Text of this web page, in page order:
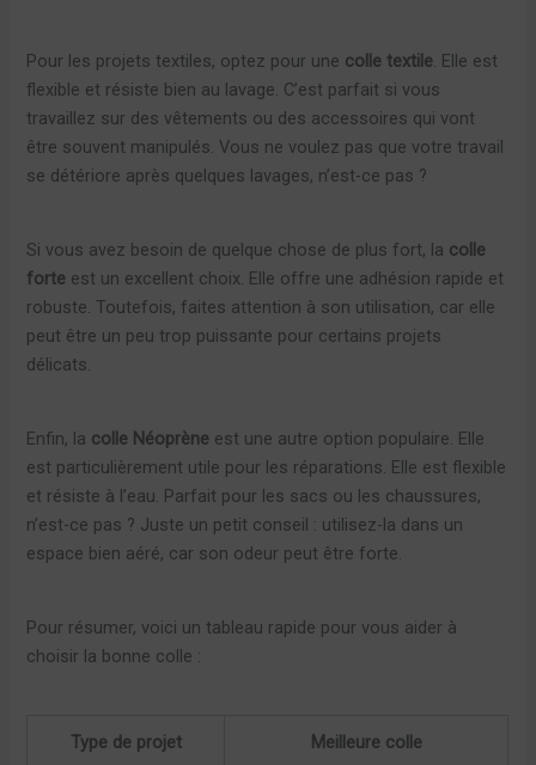
Pour les projets textiles, optez pour une colle textile. Elle est
flexible et résiste bien au lavage. C’est parfait si vous
travaillez sur des vêtements ou des accessoires qui vont
être souvent manipulés. Vous ne voulez pas que votre travail
se détériore après quelques lavages, n’est-ce pas ?
Si vous avez besoin de quelque chose de plus fort, la colle
forte est un excellent choix. Elle offre une adhésion rapide et
robuste. Toutefois, faites attention à son utilisation, car elle
peut être un peu trop puissante pour certains projets
délicats.
Enfin, la colle Néoprène est une autre option populaire. Elle
est particulièrement utile pour les réparations. Elle est flexible
et résiste à l’eau. Parfait pour les sacs ou les chaussures,
n’est-ce pas ? Juste un petit conseil : utilisez-la dans un
espace bien aéré, car son odeur peut être forte.
Pour résumer, voici un tableau rapide pour vous aider à
choisir la bonne colle :
Type de projet Meilleure colle